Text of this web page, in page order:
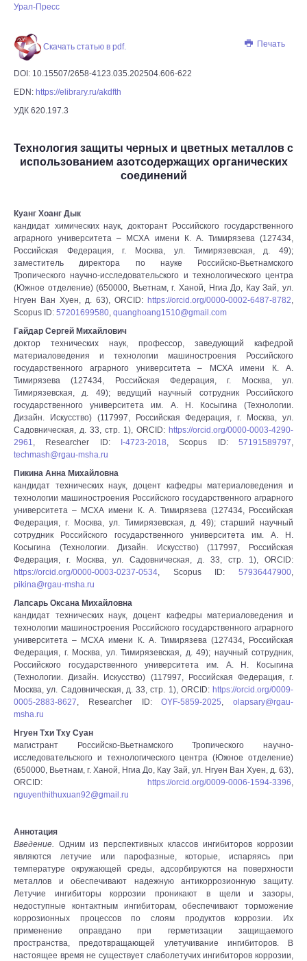
Урал-Пресс
Печать
Скачать статью в pdf.
DOI: 10.15507/2658-4123.035.202504.606-622
EDN: https://elibrary.ru/akdfth
УДК 620.197.3
Технология защиты черных и цветных металлов c
использованием азотсодержащих органических
соединений
Куанг Хоанг Дык
кандидат химических наук, докторант Российского государственного
аграрного университета – МСХА имени К. А. Тимирязева (127434,
Российская Федерация, г. Москва, ул. Тимирязевская, д. 49);
заместитель директора по науке Российско-Вьетнамского
Тропического научно-исследовательского и технологического центра
(Южное отделение) (650000, Вьетнам, г. Ханой, Нгиа До, Кау Зай, ул.
Нгуен Ван Хуен, д. 63), ORCID: https://orcid.org/0000-0002-6487-8782,
Scopus ID: 57201699580, quanghoang1510@gmail.com
Гайдар Сергей Михайлович
доктор технических наук, профессор, заведующий кафедрой
материаловедения и технологии машиностроения Российского
государственного аграрного университета – МСХА имени К. А.
Тимирязева (127434, Российская Федерация, г. Москва, ул.
Тимирязевская, д. 49); ведущий научный сотрудник Российского
государственного университета им. А. Н. Косыгина (Технологии.
Дизайн. Искусство) (117997, Российская Федерация, г. Москва, ул.
Садовническая, д. 33, стр. 1), ORCID: https://orcid.org/0000-0003-4290-
2961, Researcher ID: I-4723-2018, Scopus ID: 57191589797,
techmash@rgau-msha.ru
Пикина Анна Михайловна
кандидат технических наук, доцент кафедры материаловедения и
технологии машиностроения Российского государственного аграрного
университета – МСХА имени К. А. Тимирязева (127434, Российская
Федерация, г. Москва, ул. Тимирязевская, д. 49); старший научный
сотрудник Российского государственного университета им. А. Н.
Косыгина (Технологии. Дизайн. Искусство) (117997, Российская
Федерация, г. Москва, ул. Садовническая, д. 33, стр. 1), ORCID:
https://orcid.org/0000-0003-0237-0534, Scopus ID: 57936447900,
pikina@rgau-msha.ru
Лапсарь Оксана Михайловна
кандидат технических наук, доцент кафедры материаловедения и
технологии машиностроения Российского государственного аграрного
университета – МСХА имени К. А. Тимирязева (127434, Российская
Федерация, г. Москва, ул. Тимирязевская, д. 49); научный сотрудник,
Российского государственного университета им. А. Н. Косыгина
(Технологии. Дизайн. Искусство) (117997, Российская Федерация, г.
Москва, ул. Садовническая, д. 33, стр. 1), ORCID: https://orcid.org/0009-
0005-2883-8627, Researcher ID:OYF-5859-2025, olapsary@rgau-
msha.ru
Нгуен Тхи Тху Суан
магистрант Российско-Вьетнамского Тропического научно-
исследовательского и технологического центра (Южное отделение)
(650000, Вьетнам, г. Ханой, Нгиа До, Кау Зай, ул. Нгуен Ван Хуен, д. 63),
ORCID:
https://orcid.org/0009-0006-1594-3396,
nguyenthithuxuan92@gmail.ru
Аннотация
Введение. Одним из перспективных классов ингибиторов коррозии
являются летучие или парофазные, которые, испаряясь при
температуре окружающей среды, адсорбируются на поверхности
металлов и обеспечивают надежную антикоррозионную защиту.
Летучие ингибиторы коррозии проникают в щели и зазоры,
недоступные контактным ингибиторам, обеспечивают торможение
коррозионных процессов по слоям продуктов коррозии. Их
применение оправдано при герметизации защищаемого
пространства, предотвращающей улетучивание ингибиторов. В
настоящее время не существует слаболетучих ингибиторов коррозии,